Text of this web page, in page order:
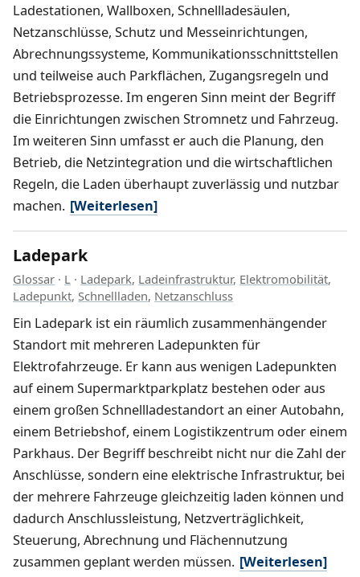
Ladestationen, Wallboxen, Schnellladesäulen,
Netzanschlüsse, Schutz und Messeinrichtungen,
Abrechnungssysteme, Kommunikationsschnittstellen
und teilweise auch Parkflächen, Zugangsregeln und
Betriebsprozesse. Im engeren Sinn meint der Begriff
die Einrichtungen zwischen Stromnetz und Fahrzeug.
Im weiteren Sinn umfasst er auch die Planung, den
Betrieb, die Netzintegration und die wirtschaftlichen
Regeln, die Laden überhaupt zuverlässig und nutzbar
machen. [Weiterlesen]
Ladepark
Glossar · L · Ladepark, Ladeinfrastruktur, Elektromobilität,
Ladepunkt, Schnellladen, Netzanschluss
Ein Ladepark ist ein räumlich zusammenhängender
Standort mit mehreren Ladepunkten für
Elektrofahrzeuge. Er kann aus wenigen Ladepunkten
auf einem Supermarktparkplatz bestehen oder aus
einem großen Schnellladestandort an einer Autobahn,
einem Betriebshof, einem Logistikzentrum oder einem
Parkhaus. Der Begriff beschreibt nicht nur die Zahl der
Anschlüsse, sondern eine elektrische Infrastruktur, bei
der mehrere Fahrzeuge gleichzeitig laden können und
dadurch Anschlussleistung, Netzverträglichkeit,
Steuerung, Abrechnung und Flächennutzung
zusammen geplant werden müssen. [Weiterlesen]